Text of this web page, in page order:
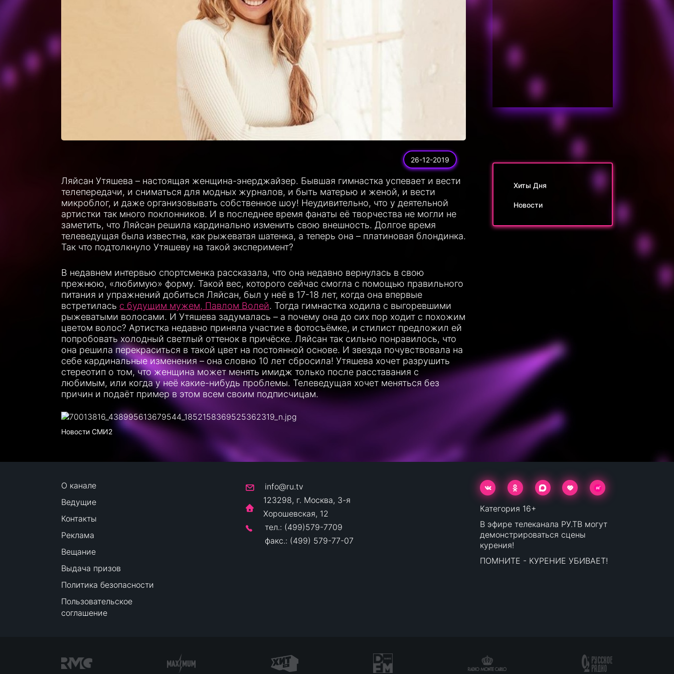
26-12-2019
Ляйсан Утяшева – настоящая женщина-энерджайзер. Бывшая гимнастка успевает и вести
телепередачи, и сниматься для модных журналов, и быть матерью и женой, и вести
микроблог, и даже организовывать собственное шоу! Неудивительно, что у деятельной
артистки так много поклонников. И в последнее время фанаты её творчества не могли не
заметить, что Ляйсан решила кардинально изменить свою внешность. Долгое время
телеведущая была известна, как рыжеватая шатенка, а теперь она – платиновая блондинка.
Так что подтолкнуло Утяшеву на такой эксперимент?
В недавнем интервью спортсменка рассказала, что она недавно вернулась в свою
прежнюю, «любимую» форму. Такой вес, которого сейчас смогла с помощью правильного
питания и упражнений добиться Ляйсан, был у неё в 17-18 лет, когда она впервые
встретилась с будущим мужем, Павлом Волей. Тогда гимнастка ходила с выгоревшими
рыжеватыми волосами. И Утяшева задумалась – а почему она до сих пор ходит с похожим
цветом волос? Артистка недавно приняла участие в фотосъёмке, и стилист предложил ей
попробовать холодный светлый оттенок в причёске. Ляйсан так сильно понравилось, что
она решила перекраситься в такой цвет на постоянной основе. И звезда почувствовала на
себе кардинальные изменения – она словно 10 лет сбросила! Утяшева хочет разрушить
стереотип о том, что женщина может менять имидж только после расставания с
любимым, или когда у неё какие-нибудь проблемы. Телеведущая хочет меняться без
причин и подаёт пример в этом всем своим подписчицам.
Новости СМИ2
Хиты Дня
Новости
О канале
Ведущие
Контакты
Реклама
Вещание
Выдача призов
Политика безопасности
Пользовательское
соглашение
info@ru.tv
123298, г. Москва, 3-я
Хорошевская, 12
тел.: (499)579-7709
факс.: (499) 579-77-07
Категория 16+
В эфире телеканала РУ.ТВ могут
демонстрироваться сцены
курения!
ПОМНИТЕ - КУРЕНИЕ УБИВАЕТ!